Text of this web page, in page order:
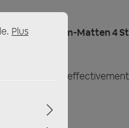
Dämm-Matten 4
de porte est
de la
Plus